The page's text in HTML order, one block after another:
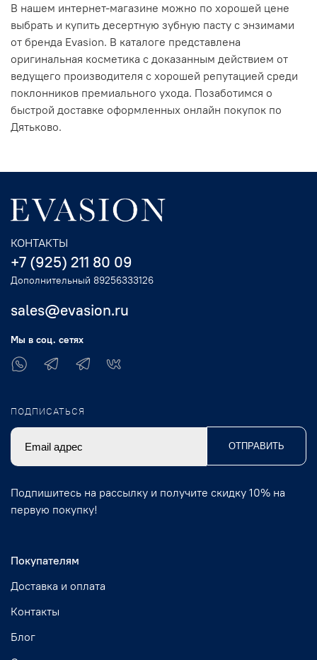
В нашем интернет-магазине можно по хорошей цене
выбрать и купить десертную зубную пасту с энзимами
от бренда Evasion. В каталоге представлена
оригинальная косметика с доказанным действием от
ведущего производителя с хорошей репутацией среди
поклонников премиального ухода. Позаботимся о
быстрой доставке оформленных онлайн покупок по
Дятьково.
Покупателям
Доставка и оплата
Контакты
Блог
КОНТАКТЫ
+7 (925) 211 80 09
Дополнительный 89256333126
sales@evasion.ru
Мы в соц. сетях
ПОДПИСАТЬСЯ
ОТПРАВИТЬ
Подпишитесь на рассылку и получите скидку 10% на
первую покупку!